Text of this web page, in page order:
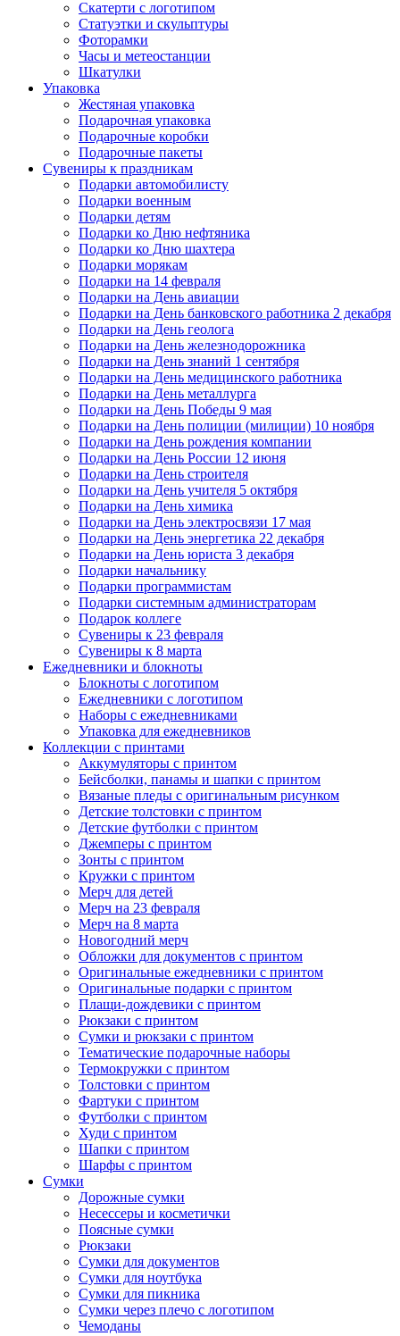
Скатерти с логотипом
Статуэтки и скульптуры
Фоторамки
Часы и метеостанции
Шкатулки
Упаковка
Жестяная упаковка
Подарочная упаковка
Подарочные коробки
Подарочные пакеты
Сувениры к праздникам
Подарки автомобилисту
Подарки военным
Подарки детям
Подарки ко Дню нефтяника
Подарки ко Дню шахтера
Подарки морякам
Подарки на 14 февраля
Подарки на День авиации
Подарки на День банковского работника 2 декабря
Подарки на День геолога
Подарки на День железнодорожника
Подарки на День знаний 1 сентября
Подарки на День медицинского работника
Подарки на День металлурга
Подарки на День Победы 9 мая
Подарки на День полиции (милиции) 10 ноября
Подарки на День рождения компании
Подарки на День России 12 июня
Подарки на День строителя
Подарки на День учителя 5 октября
Подарки на День химика
Подарки на День электросвязи 17 мая
Подарки на День энергетика 22 декабря
Подарки на День юриста 3 декабря
Подарки начальнику
Подарки программистам
Подарки системным администраторам
Подарок коллеге
Сувениры к 23 февраля
Сувениры к 8 марта
Ежедневники и блокноты
Блокноты с логотипом
Ежедневники с логотипом
Наборы с ежедневниками
Упаковка для ежедневников
Коллекции с принтами
Аккумуляторы с принтом
Бейсболки, панамы и шапки с принтом
Вязаные пледы с оригинальным рисунком
Детские толстовки с принтом
Детские футболки с принтом
Джемперы с принтом
Зонты с принтом
Кружки с принтом
Мерч для детей
Мерч на 23 февраля
Мерч на 8 марта
Новогодний мерч
Обложки для документов с принтом
Оригинальные ежедневники с принтом
Оригинальные подарки с принтом
Плащи-дождевики с принтом
Рюкзаки с принтом
Сумки и рюкзаки с принтом
Тематические подарочные наборы
Термокружки с принтом
Толстовки с принтом
Фартуки с принтом
Футболки с принтом
Худи с принтом
Шапки с принтом
Шарфы с принтом
Сумки
Дорожные сумки
Несессеры и косметички
Поясные сумки
Рюкзаки
Сумки для документов
Сумки для ноутбука
Сумки для пикника
Сумки через плечо с логотипом
Чемоданы